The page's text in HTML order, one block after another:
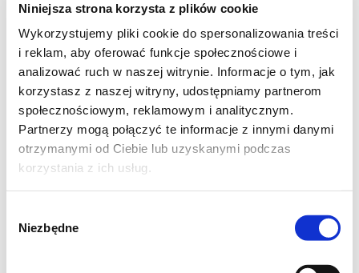
Niniejsza strona korzysta z plików cookie
Wykorzystujemy pliki cookie do spersonalizowania treści
i reklam, aby oferować funkcje społecznościowe i
analizować ruch w naszej witrynie. Informacje o tym, jak
korzystasz z naszej witryny, udostępniamy partnerom
społecznościowym, reklamowym i analitycznym.
Partnerzy mogą połączyć te informacje z innymi danymi
otrzymanymi od Ciebie lub uzyskanymi podczas
korzystania z ich usług.
zgody
Niezbędne